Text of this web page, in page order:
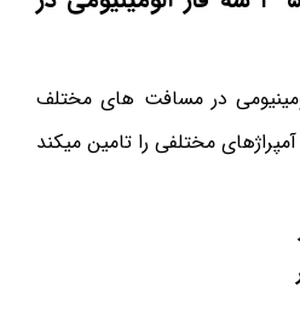
سه فاز آلومینیومی در مسافت های مختلف
مختلفی را تامین میکند